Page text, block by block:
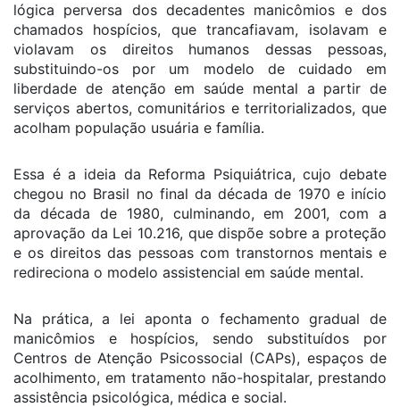
lógica perversa dos decadentes manicômios e dos
chamados hospícios, que trancafiavam, isolavam e
violavam os direitos humanos dessas pessoas,
substituindo-os por um modelo de cuidado em
liberdade de atenção em saúde mental a partir de
serviços abertos, comunitários e territorializados, que
acolham população usuária e família.
Essa é a ideia da Reforma Psiquiátrica, cujo debate
chegou no Brasil no final da década de 1970 e início
da década de 1980, culminando, em 2001, com a
aprovação da Lei 10.216, que dispõe sobre a proteção
e os direitos das pessoas com transtornos mentais e
redireciona o modelo assistencial em saúde mental.
Na prática, a lei aponta o fechamento gradual de
manicômios e hospícios, sendo substituídos por
Centros de Atenção Psicossocial (CAPs), espaços de
acolhimento, em tratamento não-hospitalar, prestando
assistência psicológica, médica e social.